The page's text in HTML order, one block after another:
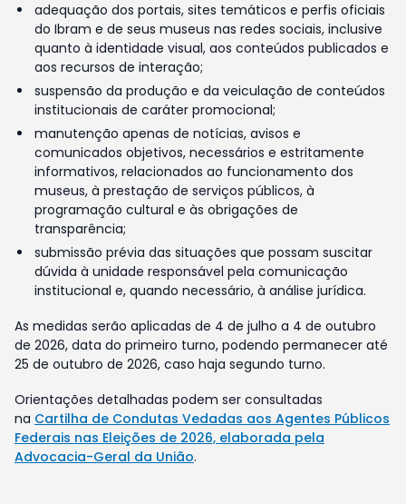
adequação dos portais, sites temáticos e perfis oficiais
do Ibram e de seus museus nas redes sociais, inclusive
quanto à identidade visual, aos conteúdos publicados e
aos recursos de interação;
suspensão da produção e da veiculação de conteúdos
institucionais de caráter promocional;
manutenção apenas de notícias, avisos e
comunicados objetivos, necessários e estritamente
informativos, relacionados ao funcionamento dos
museus, à prestação de serviços públicos, à
programação cultural e às obrigações de
transparência;
submissão prévia das situações que possam suscitar
dúvida à unidade responsável pela comunicação
institucional e, quando necessário, à análise jurídica.
As medidas serão aplicadas de 4 de julho a 4 de outubro
de 2026, data do primeiro turno, podendo permanecer até
25 de outubro de 2026, caso haja segundo turno.
Orientações detalhadas podem ser consultadas
na Cartilha de Condutas Vedadas aos Agentes Públicos
Federais nas Eleições de 2026, elaborada pela
Advocacia-Geral da União.